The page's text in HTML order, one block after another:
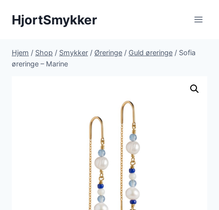
HjortSmykker
Hjem / Shop / Smykker / Øreringe / Guld øreringe / Sofia
øreringe – Marine